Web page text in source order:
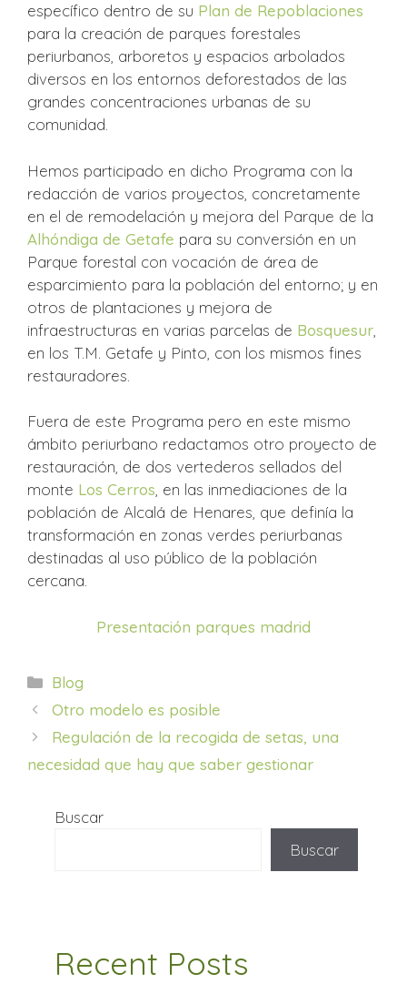
específico dentro de su Plan de Repoblaciones
para la creación de parques forestales
periurbanos, arboretos y espacios arbolados
diversos en los entornos deforestados de las
grandes concentraciones urbanas de su
comunidad.
Hemos participado en dicho Programa con la
redacción de varios proyectos, concretamente
en el de remodelación y mejora del Parque de la
Alhóndiga de Getafe para su conversión en un
Parque forestal con vocación de área de
esparcimiento para la población del entorno; y en
otros de plantaciones y mejora de
infraestructuras en varias parcelas de Bosquesur
en los T.M. Getafe y Pinto, con los mismos fines
restauradores.
Fuera de este Programa pero en este mismo
ámbito periurbano redactamos otro proyecto de
restauración, de dos vertederos sellados del
monte Los Cerros , en las inmediaciones de la
población de Alcalá de Henares, que definía la
transformación en zonas verdes periurbanas
destinadas al uso público de la población
cercana.
Presentación parques madrid
Categorías
Blog
Otro modelo es posible
Regulación de la recogida de setas, una
necesidad que hay que saber gestionar
Buscar
Buscar
Recent Posts